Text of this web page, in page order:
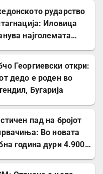
рударство
Иловица
најголемата
Георгиевски откри:
дедо е роден во
Бугарија
пад на бројот
Во новата
година дури 4.900